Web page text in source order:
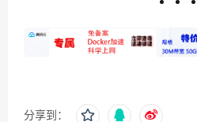
分享到：